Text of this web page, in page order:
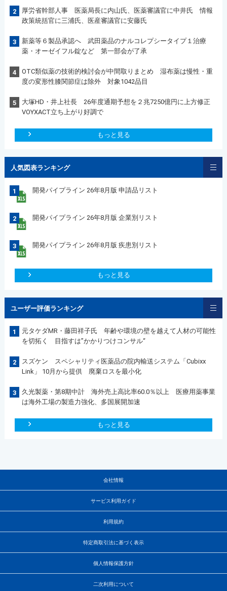
2
厚労省幹部人事 医薬局長に内山氏、医薬審議官に中井氏 情報
政策統括官に三浦氏、医産審議官に安藤氏
3
新薬等６製品承認へ 武田薬品のナルコレプシータイプ１治療
薬・オーゼイフル錠など 第一部会が了承
4
OTC類似薬の技術的検討会が中間取りまとめ 湿布薬は慢性・重
度の変形性膝関節症は除外 対象1042品目
5
大塚HD・井上社長 26年度通期予想を２兆7250億円に上方修正
VOYXACT立ち上がり好調で
もっと見る
人気図表ランキング
1 開発パイプライン 26年8月版 申請品リスト
2 開発パイプライン 26年8月版 企業別リスト
3 開発パイプライン 26年8月版 疾患別リスト
もっと見る
ユーザー評価ランキング
1
元タケダMR・藤田祥子氏 年齢や環境の壁を越えて人材の可能性
を切拓く 目指すは”かかりつけコンサル“
2
スズケン スペシャリティ医薬品の院内輸送システム「Cubixx
Link」 10月から提供 廃棄ロスを最小化
3
久光製薬・第8期中計 海外売上高比率60.0％以上 医療用薬事業
は海外工場の製造力強化、多国展開加速
もっと見る
会社情報
サービス利用ガイド
利用規約
特定商取引法に基づく表示
個人情報保護方針
二次利用について